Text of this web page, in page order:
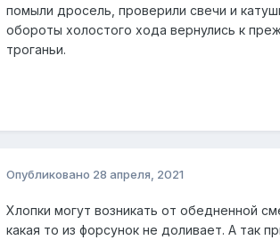
помыли дросель, проверили свечи и
обороты холостого хода вернулись к
троганьи.
Опубликовано 28 апреля, 2021
Хлопки могут возникать от обедненной
какая то из форсунок не доливает. А так